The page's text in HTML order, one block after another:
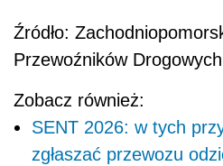
Źródło:
Przewoźników Drogowych
Zobacz również:
SENT 2026: w tych
zgłaszać przewozu